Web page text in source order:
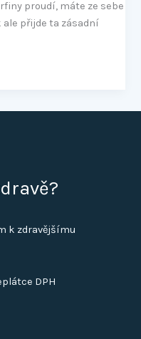
proudí, máte ze sebe
přijde ta zásadní
k zdravějšímu
DPH